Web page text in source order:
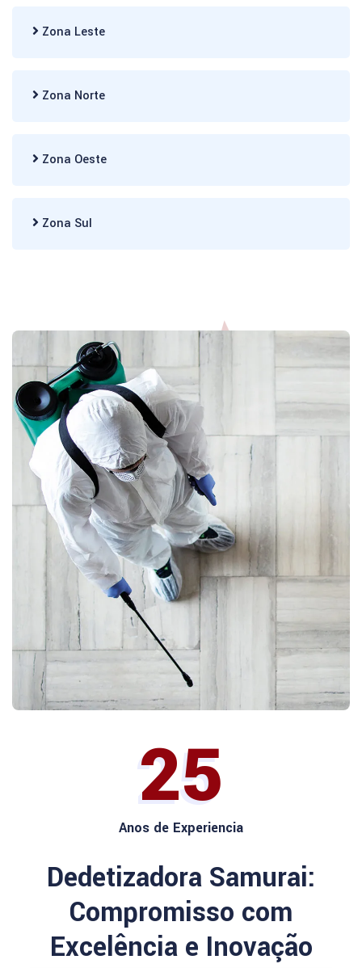
Zona Leste
Zona Norte
Zona Oeste
Zona Sul
25
Anos de Experiencia
Dedetizadora Samurai:
Compromisso com
Excelência e Inovação